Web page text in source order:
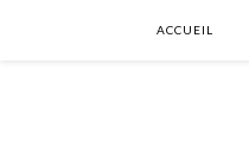
ACCUEIL